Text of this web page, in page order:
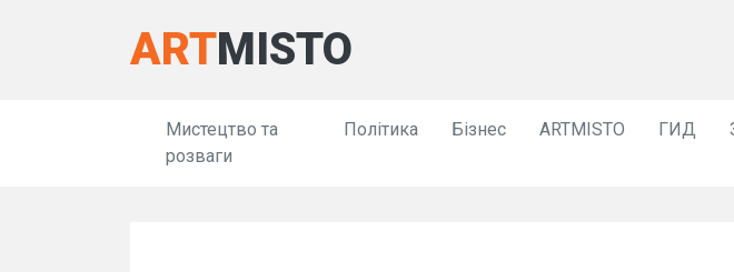
ARTMISTO
Мистецтво та
розваги
Політика Бізнес ARTMISTO ГИД